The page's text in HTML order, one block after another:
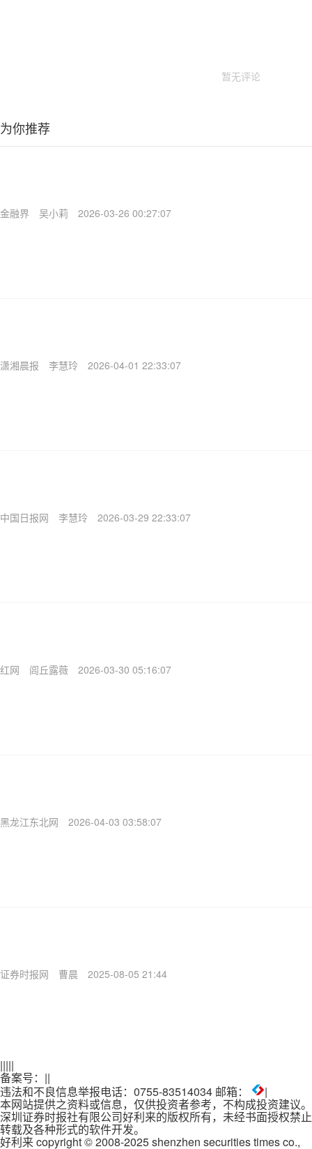
暂无评论
为你推荐
金融界 吴小莉 2026-03-26 00:27:07
潇湘晨报 李慧玲 2026-04-01 22:33:07
中国日报网 李慧玲 2026-03-29 22:33:07
红网 闾丘露薇 2026-03-30 05:16:07
黑龙江东北网 2026-04-03 03:58:07
证券时报网 曹晨 2025-08-05 21:44
|||||
备案号： ||
违法和不良信息举报电话：0755-83514034 邮箱：
|
本网站提供之资料或信息，仅供投资者参考，不构成投资建议。
深圳证券时报社有限公司好利来的版权所有，未经书面授权禁止
转载及各种形式的软件开发。
好利来 copyright © 2008-2025 shenzhen securities times co.,